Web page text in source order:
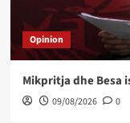
Opinion
Mikpritja dhe Besa
09/08/2026 0